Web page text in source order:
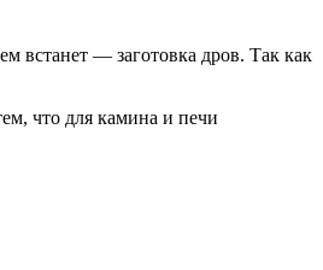
встанет — заготовка дров. Так как
что для камина и печи